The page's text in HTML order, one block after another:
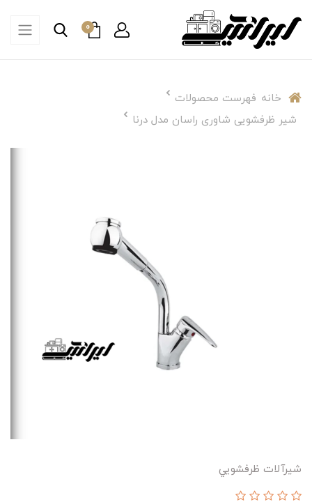
0
خانه فهرست محصولات
شیر ظرفشویی شاوری راسان مدل درنا
شیرآلات ظرفشويي